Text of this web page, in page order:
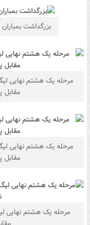
بزرگداشت
مرحله یک هشتم نهایی لیگ
مقابل
مرحله یک هشتم نهایی لیگ
مقابل
مرحله یک هشتم نهایی